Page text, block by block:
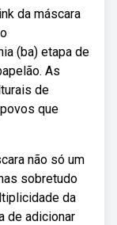
da máscara
(ba) etapa de
As
de
que
não só um
sobretudo
da
de adicionar